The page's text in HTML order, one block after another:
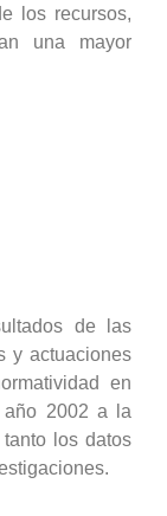
los recursos,
una mayor
de las
y actuaciones
en
año 2002 a la
los datos